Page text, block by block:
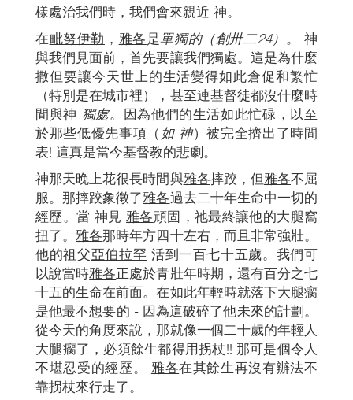
樣處治我們時，我們會來親近 神。
在毗努伊勒 ， 雅各是單獨的（創卅二24）。
神
與我們見面前，首先要讓我們獨處。這是為什麼
撒但要讓今天世上的生活變得如此倉促和繁忙
（特別是在城市裡），甚至連基督徒都沒什麼時
間與神 獨處。因為他們的生活如此忙碌，以至
於那些低優先事項（ 如 神）被完全擠出了時間
表! 這真是當今基督教的悲劇。
神那天晚上花很長時間與雅各摔跤，但雅各不屈
服。那摔跤象徵了雅各過去二十年生命中一切的
經歷。當 神見 雅各頑固，祂最終讓他的大腿窩
扭了。 雅各那時年方四十左右，而且非常強壯。
他的祖父亞伯拉罕 活到一百七十五歲。我們可
以說當時雅各正處於青壯年時期，還有百分之七
十五的生命在前面。在如此年輕時就落下大腿瘸
是他最不想要的 - 因為這破碎了他未來的計劃。
從今天的角度來說，那就像一個二十歲的年輕人
大腿瘸了，必須餘生都得用拐杖!! 那可是個令人
不堪忍受的經歷。 雅各在其餘生再沒有辦法不
靠拐杖來行走了。